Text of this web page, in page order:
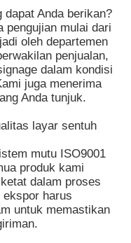
Anda berikan?
pengujian mulai dari
oleh departemen
penjualan,
dalam kondisi
juga menerima
Anda tunjuk.
layar sentuh
mutu ISO9001
produk kami
dalam proses
harus
untuk memastikan